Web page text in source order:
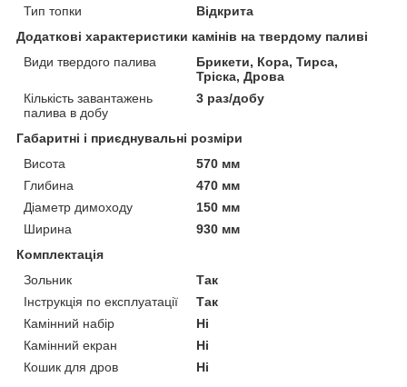
Тип топки
Відкрита
Додаткові характеристики камінів на твердому паливі
Види твердого палива
Брикети, Кора, Тирса,
Тріска, Дрова
Кількість завантажень
палива в добу
3 раз/добу
Габаритні і приєднувальні розміри
Висота
570 мм
Глибина
470 мм
Діаметр димоходу
150 мм
Ширина
930 мм
Комплектація
Зольник
Так
Інструкція по експлуатації
Так
Камінний набір
Ні
Камінний екран
Ні
Кошик для дров
Ні